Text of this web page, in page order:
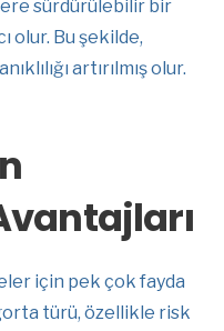
sürdürülebilir bir
olur. Bu şekilde,
artırılmış olur.
için pek çok fayda
türü, özellikle risk